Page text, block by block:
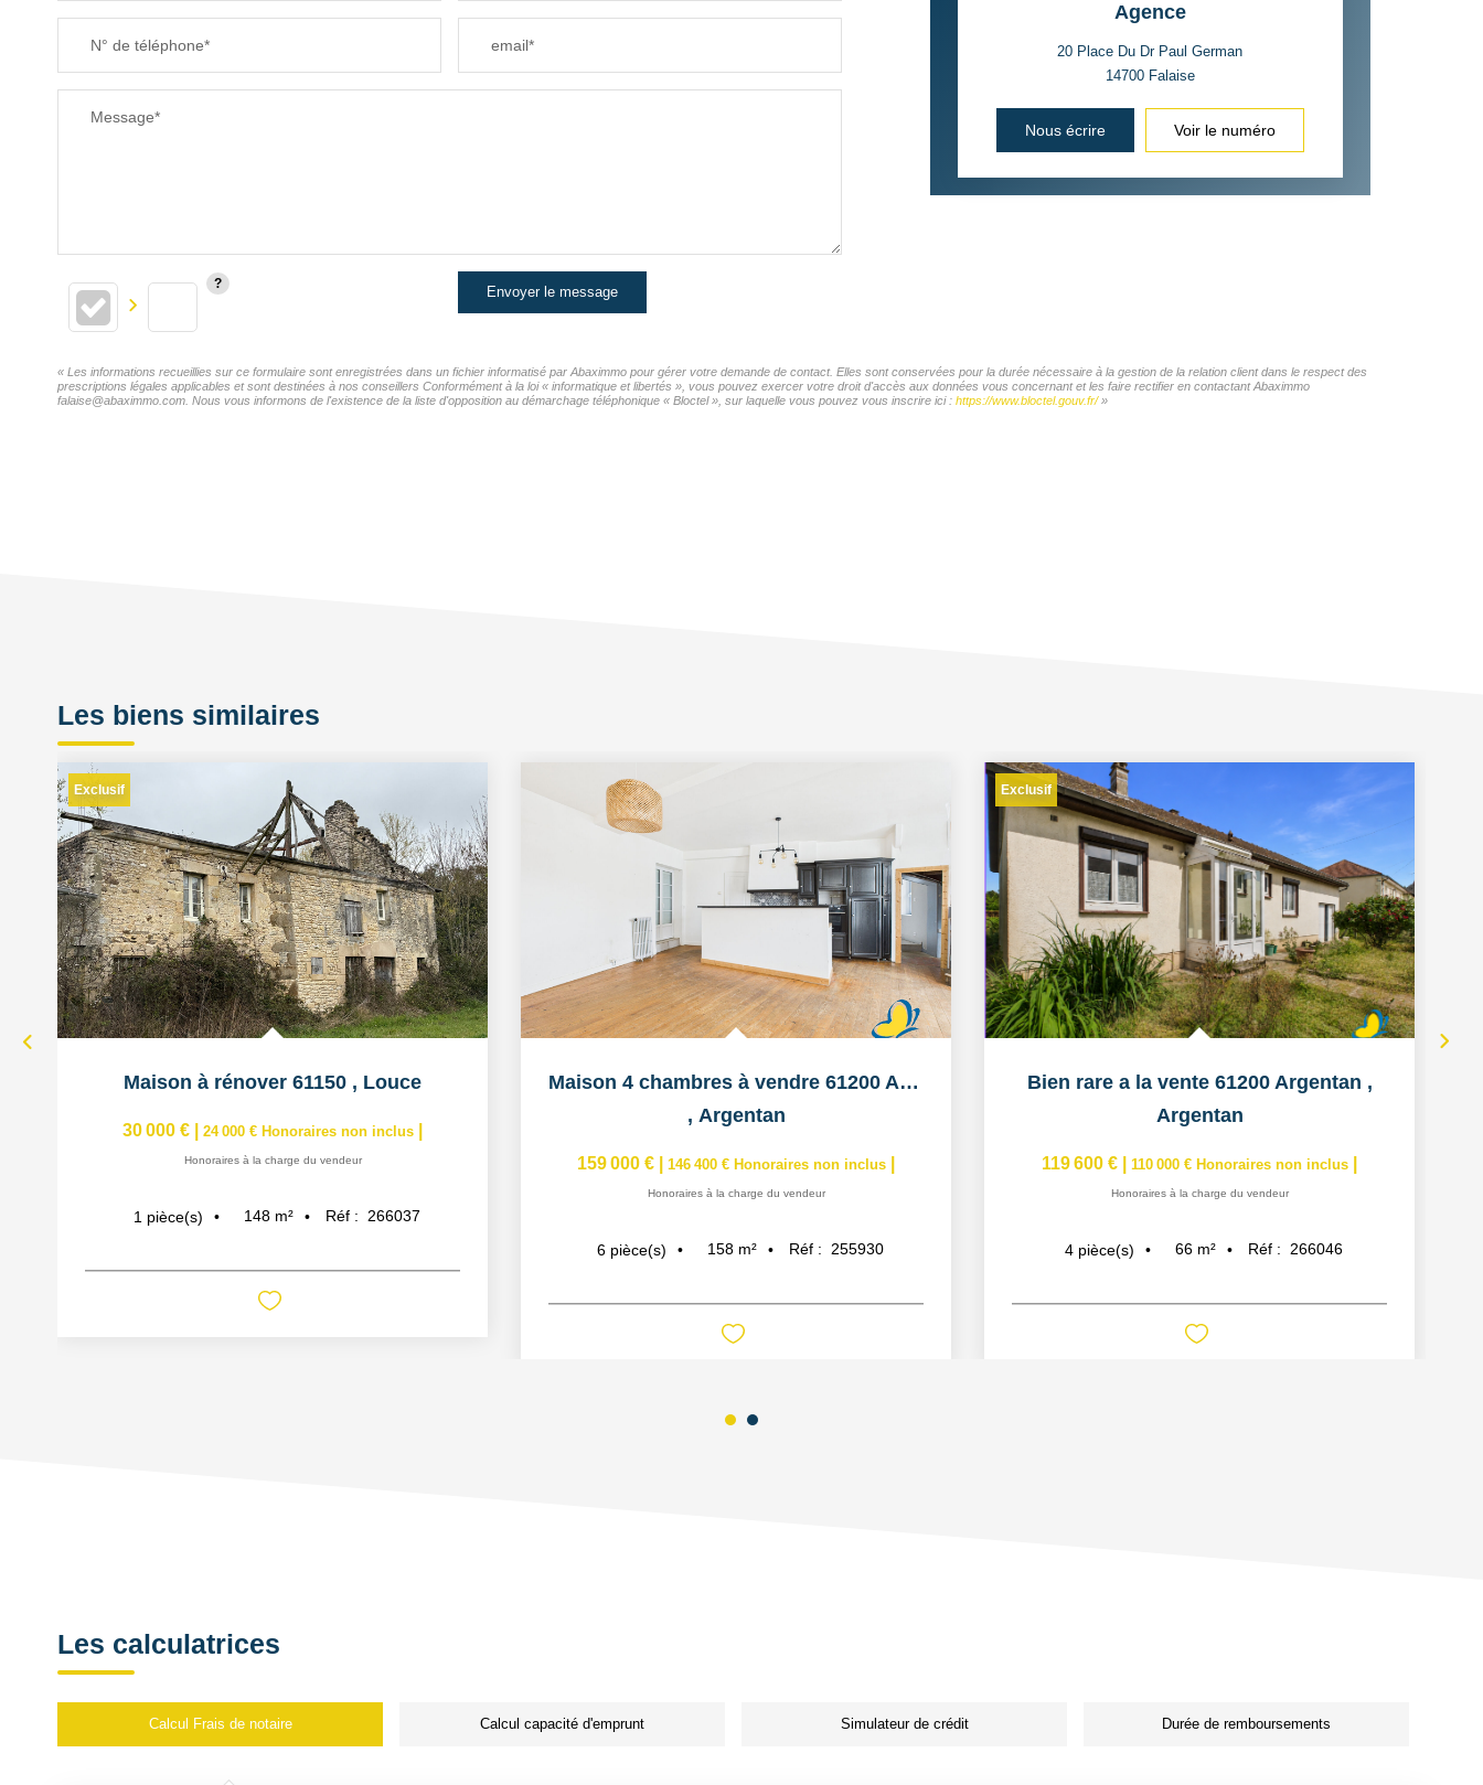
N° de téléphone* email*
Message*
Envoyer le message
Agence
20 Place Du Dr Paul German
14700 Falaise
Nous écrire Voir le numéro
« Les informations recueillies sur ce formulaire sont enregistrées dans un fichier informatisé par Abaximmo pour gérer votre demande de contact. Elles sont conservées pour la durée nécessaire à la gestion de la relation client dans le respect des
prescriptions légales applicables et sont destinées à nos conseillers Conformément à la loi « informatique et libertés », vous pouvez exercer votre droit d'accès aux données vous concernant et les faire rectifier en contactant Abaximmo
falaise@abaximmo.com. Nous vous informons de l'existence de la liste d'opposition au démarchage téléphonique « Bloctel », sur laquelle vous pouvez vous inscrire ici : https://www.bloctel.gouv.fr/»
Les biens similaires
Exclusif
Maison à rénover 61150 , Louce
30 000 € 24 000 € Honoraires non inclus
Honoraires à la charge du vendeur
1 pièce(s) 148 m² Réf : 266037
Maison 4 chambres à vendre 61200 Argentan
, Argentan
159 000 € 146 400 € Honoraires non inclus
Honoraires à la charge du vendeur
6 pièce(s) 158 m² Réf : 255930
Exclusif
Bien rare a la vente 61200 Argentan ,
Argentan
119 600 € 110 000 € Honoraires non inclus
Honoraires à la charge du vendeur
4 pièce(s) 66 m² Réf : 266046
Les calculatrices
Calcul Frais de notaire Calcul capacité d'emprunt Simulateur de crédit Durée de remboursements